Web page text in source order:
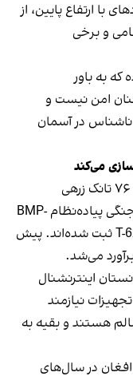
با ارتفاع پایین، از
و برخی
به باور
امن نیست و
ناشناس در آسمان
می‌کند
در میان تجهیزات وزارت دفاع افغانستان، ۷۶ تانک زرهی
هشت‌چرخه BTR-60 و BTR-70، وسایط جنگی پیاده‌نظام BMP-
1 و BMP-2 و همچنین تانک‌های T-55 و T-62 ثبت شده‌اند. پیش
اینترنشنال
نیازمند
از میان آن‌ها ۲۱ عراده سالم هستند و بقیه به
در سال‌های